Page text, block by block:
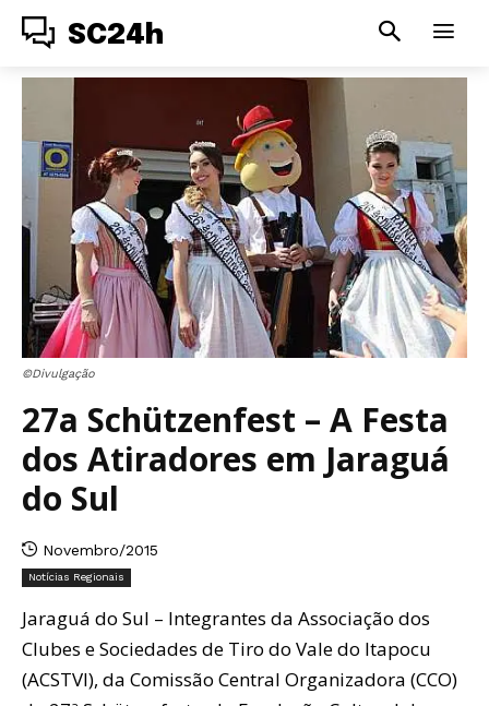
SC24h
©Divulgação
27a Schützenfest – A Festa
dos Atiradores em Jaraguá
do Sul
Novembro/2015
Notícias Regionais
Jaraguá do Sul – Integrantes da Associação dos
Clubes e Sociedades de Tiro do Vale do Itapocu
(ACSTVI), da Comissão Central Organizadora (CCO)